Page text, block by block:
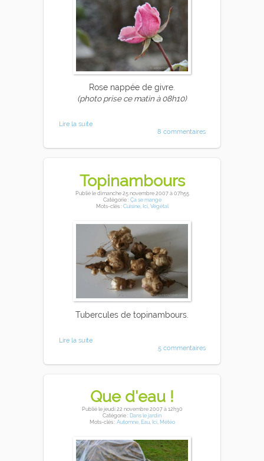
Rose nappée de givre.
(photo prise ce matin à 08h10)
Lire la suite
8 commentaires
Topinambours
Publiéle dimanche 25 novembre 2007à 07h55
Catégorie : Ça se mange
Mots-clés : Cuisine, Ici, Végétal
Tubercules de topinambours.
Lire la suite
5 commentaires
Que d'eau !
Publiéle jeudi 22 novembre 2007à 12h30
Catégorie : Dans le jardin
Mots-clés : Automne,Eau,Ici,Météo